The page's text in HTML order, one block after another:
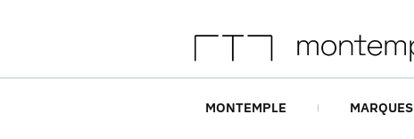
MONTEMPLE MARQUES